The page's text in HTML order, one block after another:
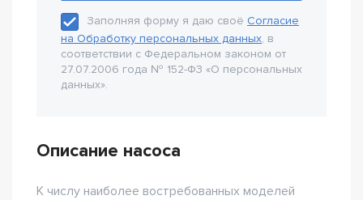
Заполняя форму я даю своё Согласие
на Обработку персональных данных, в
соответствии с Федеральном законом от
27.07.2006 года № 152-Ф3 «О персональных
данных».
Описание насоса
К числу наиболее востребованных моделей